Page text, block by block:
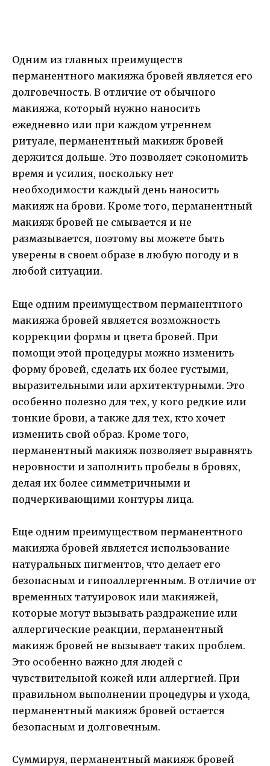
Одним из главных преимуществ
перманентного макияжа бровей является его
долговечность. В отличие от обычного
макияжа, который нужно наносить
ежедневно или при каждом утреннем
ритуале, перманентный макияж бровей
держится дольше. Это позволяет сэкономить
время и усилия, поскольку нет
необходимости каждый день наносить
макияж на брови. Кроме того, перманентный
макияж бровей не смывается и не
размазывается, поэтому вы можете быть
уверены в своем образе в любую погоду и в
любой ситуации.
Еще одним преимуществом перманентного
макияжа бровей является возможность
коррекции формы и цвета бровей. При
помощи этой процедуры можно изменить
форму бровей, сделать их более густыми,
выразительными или архитектурными. Это
особенно полезно для тех, у кого редкие или
тонкие брови, а также для тех, кто хочет
изменить свой образ. Кроме того,
перманентный макияж позволяет выравнять
неровности и заполнить пробелы в бровях,
делая их более симметричными и
подчеркивающими контуры лица.
Еще одним преимуществом перманентного
макияжа бровей является использование
натуральных пигментов, что делает его
безопасным и гипоаллергенным. В отличие от
временных татуировок или макияжей,
которые могут вызывать раздражение или
аллергические реакции, перманентный
макияж бровей не вызывает таких проблем.
Это особенно важно для людей с
чувствительной кожей или аллергией. При
правильном выполнении процедуры и ухода,
перманентный макияж бровей остается
безопасным и долговечным.
Суммируя, перманентный макияж бровей